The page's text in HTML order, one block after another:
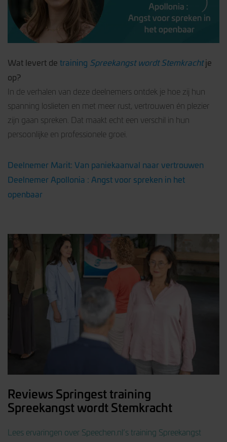
Wat levert de training Spreekangst wordt Stemkrachtje
op?
In de verhalen van deze deelnemers ontdek je hoe zij hun
spanning loslieten en met meer rust, vertrouwen én plezier
zijn gaan spreken. Dat maakt echt een verschil in hun
persoonlijke en professionele groei.
Deelnemer Marit: Van paniekaanval naar vertrouwen
Deelnemer Apollonia : Angst voor spreken in het
openbaar
Reviews Springest training
Spreekangst wordt Stemkracht
Lees ervaringen over Speechen.nl’s training Spreekangst